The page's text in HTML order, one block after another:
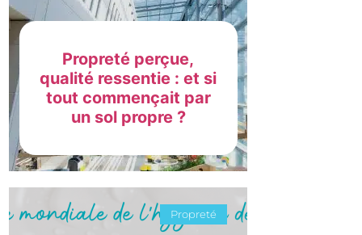
Propreté perçue,
qualité ressentie : et si
tout commençait par
un sol propre ?
Propreté